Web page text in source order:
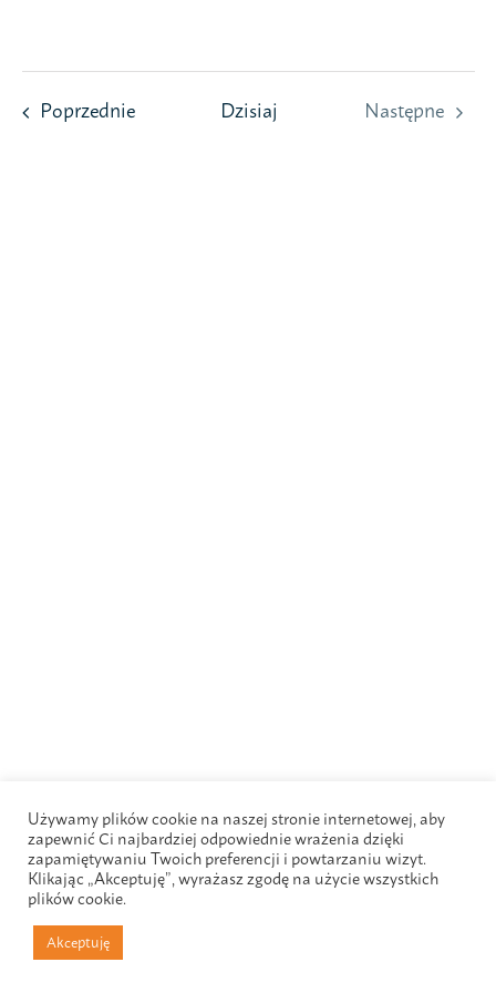
PoprzednieWydarzeniaDzisiaj
Następne
Używamy plików cookie na naszej stronie internetowej, aby
zapewnić Ci najbardziej odpowiednie wrażenia dzięki
zapamiętywaniu Twoich preferencji i powtarzaniu wizyt.
Klikając „Akceptuję”, wyrażasz zgodę na użycie wszystkich
plików cookie.
Akceptuję